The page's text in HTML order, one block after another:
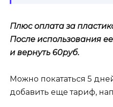
Плюс оплата за
После использования
и вернуть 60руб.
Можно покататься 5
добавить еще тариф,